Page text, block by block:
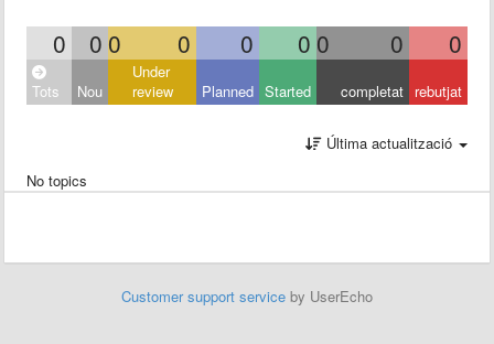
0 0 0 0 0 0 0 0 0
Tots Nou
Under
review
Planned Started completat rebutjat
Última actualització
No topics
Customer support service by UserEcho